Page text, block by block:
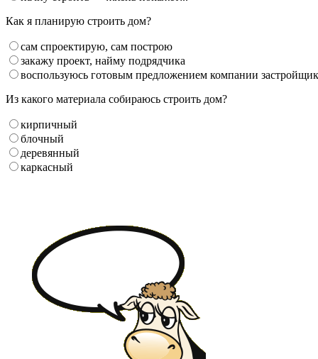
Как я планирую строить дом?
сам спроектирую, сам построю
закажу проект, найму подрядчика
воспользуюсь готовым предложением компании
Из какого материала собираюсь строить дом?
кирпичный
блочный
деревянный
каркасный